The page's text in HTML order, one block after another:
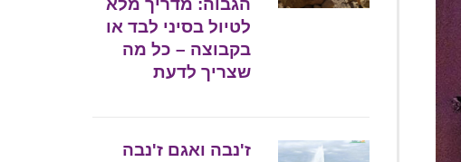
הגבוה: מדריך מלא
לטיול בסיני לבד או
בקבוצה – כל מה
שצריך לדעת
ז'נבה ואגם ז'נבה